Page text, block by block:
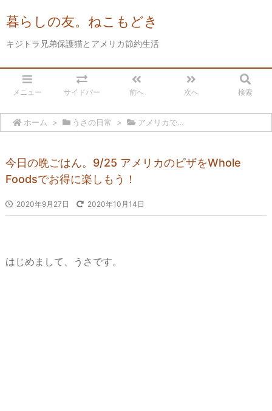
暮らしの友。ねこもどき
キジトラ兄弟保護猫とアメリカ節約生活
メニュー サイドバー 前へ 次へ 検索
ホーム > うさの日常 > アメリカで…
今日の晩ごはん。9/25 アメリカのピザをWhole
Foodsでお得に楽しもう！
2020年9月27日 2020年10月14日
はじめまして、うさです。